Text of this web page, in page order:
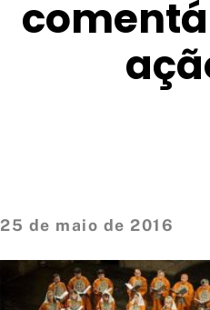
25 de maio de 2016